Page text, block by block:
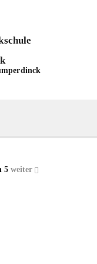
5 weiter